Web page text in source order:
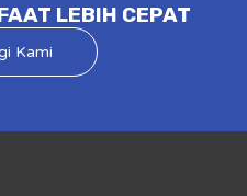
LEBIH CEPAT
Kami